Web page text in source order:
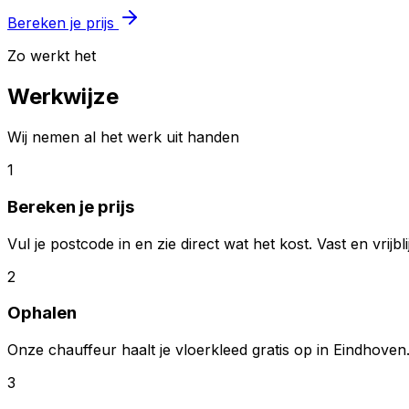
Bereken je prijs
Zo werkt het
Werkwijze
Wij nemen al het werk uit handen
1
Bereken je prijs
Vul je postcode in en zie direct wat het kost. Vast en
2
Ophalen
Onze chauffeur haalt je vloerkleed gratis op in Eindhoven.
3